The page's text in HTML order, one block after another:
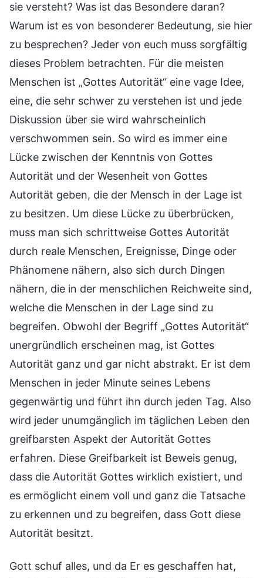
sie versteht? Was ist das Besondere daran?
Warum ist es von besonderer Bedeutung, sie hier
zu besprechen? Jeder von euch muss sorgfältig
dieses Problem betrachten. Für die meisten
Menschen ist „Gottes Autorität“ eine vage Idee,
eine, die sehr schwer zu verstehen ist und jede
Diskussion über sie wird wahrscheinlich
verschwommen sein. So wird es immer eine
Lücke zwischen der Kenntnis von Gottes
Autorität und der Wesenheit von Gottes
Autorität geben, die der Mensch in der Lage ist
zu besitzen. Um diese Lücke zu überbrücken,
muss man sich schrittweise Gottes Autorität
durch reale Menschen, Ereignisse, Dinge oder
Phänomene nähern, also sich durch Dingen
nähern, die in der menschlichen Reichweite sind,
welche die Menschen in der Lage sind zu
begreifen. Obwohl der Begriff „Gottes Autorität“
unergründlich erscheinen mag, ist Gottes
Autorität ganz und gar nicht abstrakt. Er ist dem
Menschen in jeder Minute seines Lebens
gegenwärtig und führt ihn durch jeden Tag. Also
wird jeder unumgänglich im täglichen Leben den
greifbarsten Aspekt der Autorität Gottes
erfahren. Diese Greifbarkeit ist Beweis genug,
dass die Autorität Gottes wirklich existiert, und
es ermöglicht einem voll und ganz die Tatsache
zu erkennen und zu begreifen, dass Gott diese
Autorität besitzt.
Gott schuf alles, und da Er es geschaffen hat,